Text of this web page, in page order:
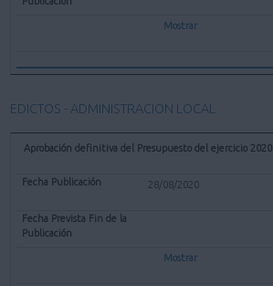
Mostrar
EDICTOS - ADMINISTRACION LOCAL
Aprobación definitiva del Presupuesto del ejercicio 2020
28/08/2020
Mostrar